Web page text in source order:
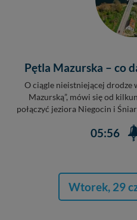
Pętla Mazurska – co
O ciągle nieistniejącej drodze
Mazurską”, mówi się od
połączyć jeziora Niegocin i
05:56
Wtorek, 29